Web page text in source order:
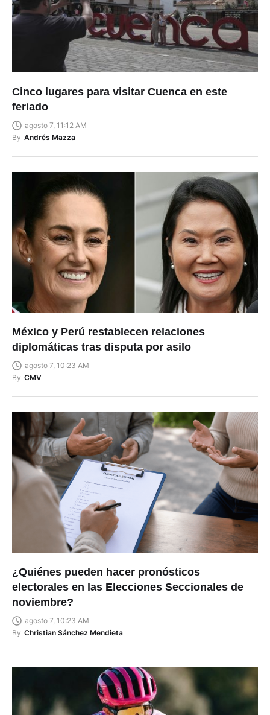
Cinco lugares para visitar Cuenca en este
feriado
agosto 7, 11:12 AM
By Andrés Mazza
México y Perú restablecen relaciones
diplomáticas tras disputa por asilo
agosto 7, 10:23 AM
By CMV
¿Quiénes pueden hacer pronósticos
electorales en las Elecciones Seccionales de
noviembre?
agosto 7, 10:23 AM
By Christian Sánchez Mendieta